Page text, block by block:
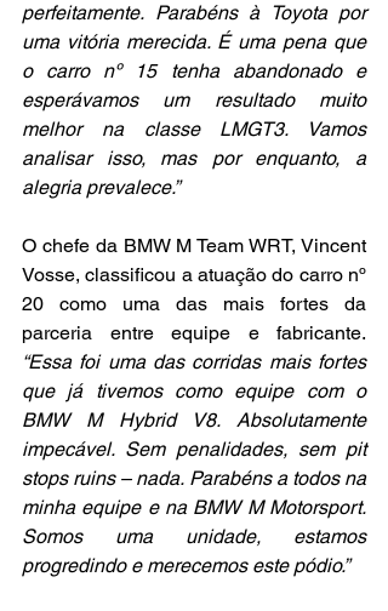
perfeitamente. Parabéns à Toyota por
uma vitória merecida. É uma pena que
o carro nº 15 tenha abandonado e
esperávamos um resultado muito
melhor na classe LMGT3. Vamos
analisar isso, mas por enquanto, a
alegria prevalece.”
O chefe da BMW M Team WRT, Vincent
Vosse, classificou a atuação do carro nº
20 como uma das mais fortes da
“Essa foi uma das corridas mais fortes
que já tivemos como equipe com o
BMW M Hybrid V8. Absolutamente
impecável. Sem penalidades, sem pit
stops ruins – nada. Parabéns a todos na
minha equipe e na BMW M Motorsport.
Somos uma unidade, estamos
progredindo e merecemos este pódio.”